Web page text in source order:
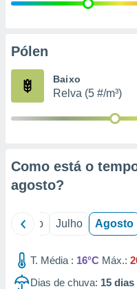
e
de
Pólen
Baixo
Relva (5 #/m³)
Como está o
agosto?
Junho Julho Agosto
T. Média : 16°C Máx.:
Dias de chuva: 15 dias